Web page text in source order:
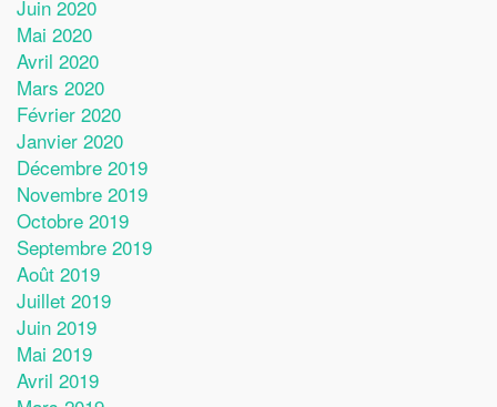
Juin 2020
Mai 2020
Avril 2020
Mars 2020
Février 2020
Janvier 2020
Décembre 2019
Novembre 2019
Octobre 2019
Septembre 2019
Août 2019
Juillet 2019
Juin 2019
Mai 2019
Avril 2019